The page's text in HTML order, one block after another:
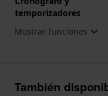
temporizadores
Mostrar funciones
También